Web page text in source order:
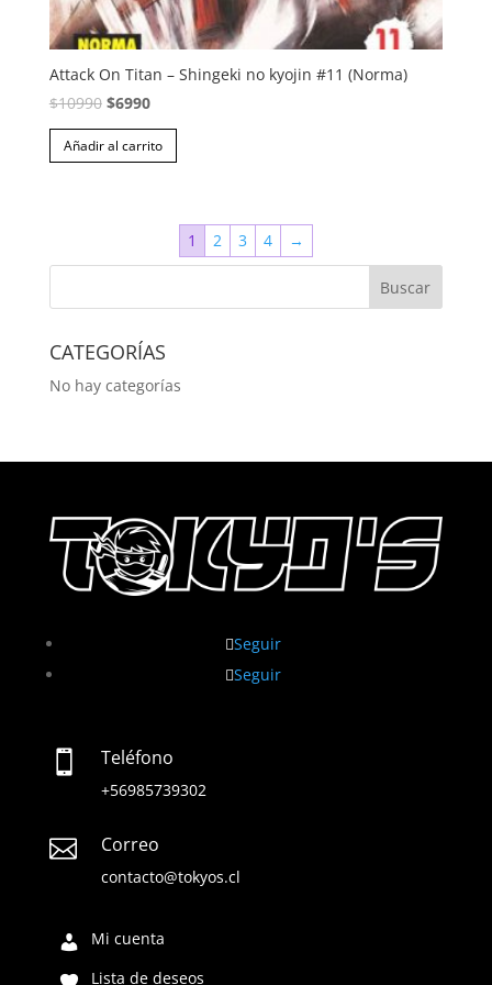
Attack On Titan – Shingeki no kyojin #11 (Norma)
$10990 El
precio
original
$6990El
precio
actual
Añadir al carrito
1 2 3 4 →
CATEGORÍAS
No hay categorías
Seguir
Seguir
 Teléfono
+56985739302
 Correo
contacto@tokyos.cl
Mi cuenta
Lista de deseos